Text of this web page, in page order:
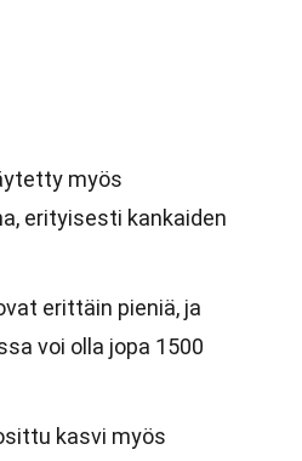
myös
erityisesti kankaiden
erittäin pieniä, ja
voi olla jopa 1500
kasvi myös